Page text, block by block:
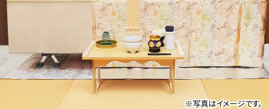
※写真はイメージです。